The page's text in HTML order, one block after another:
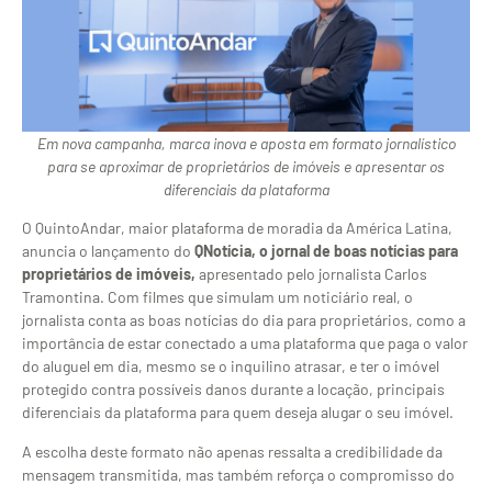
Em nova campanha, marca inova e aposta em formato jornalístico
para se aproximar de proprietários de imóveis e apresentar os
diferenciais da plataforma
O QuintoAndar, maior plataforma de moradia da América Latina,
anuncia o lançamento do QNotícia, o jornal de boas notícias para
proprietários de imóveis, apresentado pelo jornalista Carlos
Tramontina. Com filmes que simulam um noticiário real, o
jornalista conta as boas notícias do dia para proprietários, como a
importância de estar conectado a uma plataforma que paga o valor
do aluguel em dia, mesmo se o inquilino atrasar, e ter o imóvel
protegido contra possíveis danos durante a locação, principais
diferenciais da plataforma para quem deseja alugar o seu imóvel.
A escolha deste formato não apenas ressalta a credibilidade da
mensagem transmitida, mas também reforça o compromisso do